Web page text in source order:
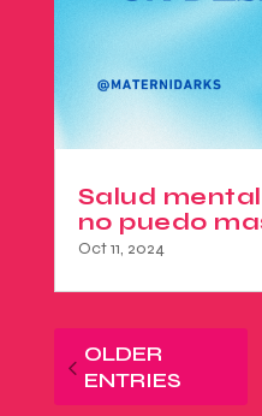
Salud
no puedo
Oct 11, 2024
OLDER
ENTRIES